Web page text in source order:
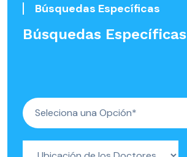
Búsquedas Específicas
Búsquedas Específicas